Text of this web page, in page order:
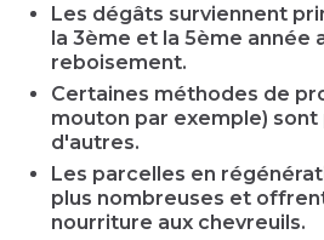
Les dégâts surviennent
la 3ème et la 5ème année
reboisement.
Certaines méthodes de
mouton par exemple)
d'autres.
Les parcelles en
plus nombreuses et
nourriture aux chevreuils.